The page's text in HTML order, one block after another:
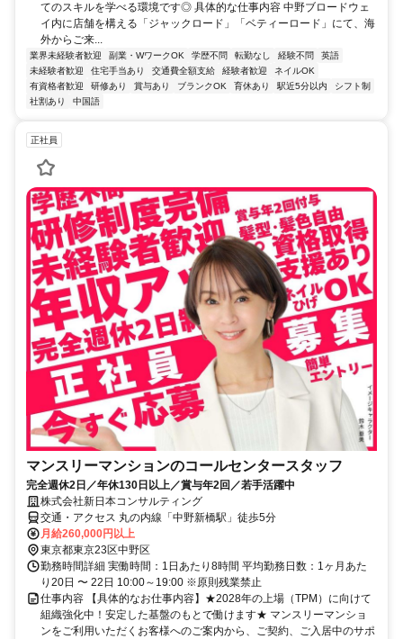
てのスキルを学べる環境です◎ 具体的な仕事内容 中野ブロードウェ
イ内に店舗を構える「ジャックロード」「ベティーロード」にて、海
外からご来...
業界未経験者歓迎 副業・WワークOK 学歴不問 転勤なし 経験不問
英語
未経験者歓迎
住宅手当あり 交通費全額支給 経験者歓迎
ネイルOK
有資格者歓迎
研修あり 賞与あり ブランクOK 育休あり 駅近5分以内
シフト制
社割あり
中国語
正社員
マンスリーマンションのコールセンタースタッフ
完全週休2日／年休130日以上／賞与年2回／若手活躍中
株式会社新日本コンサルティング
交通・アクセス 丸の内線「中野新橋駅」徒歩5分
月給260,000円以上
東京都東京23区中野区
勤務時間詳細 実働時間：1日あたり8時間 平均勤務日数：1ヶ月あた
り20日 〜 22日 10:00～19:00 ※原則残業禁止
仕事内容 【具体的なお仕事内容】★2028年の上場（TPM）に向けて
組織強化中！安定した基盤のもとで働けます★ マンスリーマンショ
ンをご利用いただくお客様へのご案内から、ご契約、ご入居中のサポ